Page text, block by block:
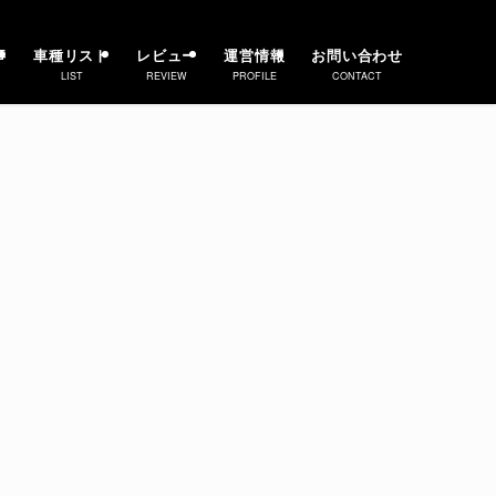
車種リスト
LIST
レビュー
REVIEW
運営情報
PROFILE
お問い合わせ
CONTACT